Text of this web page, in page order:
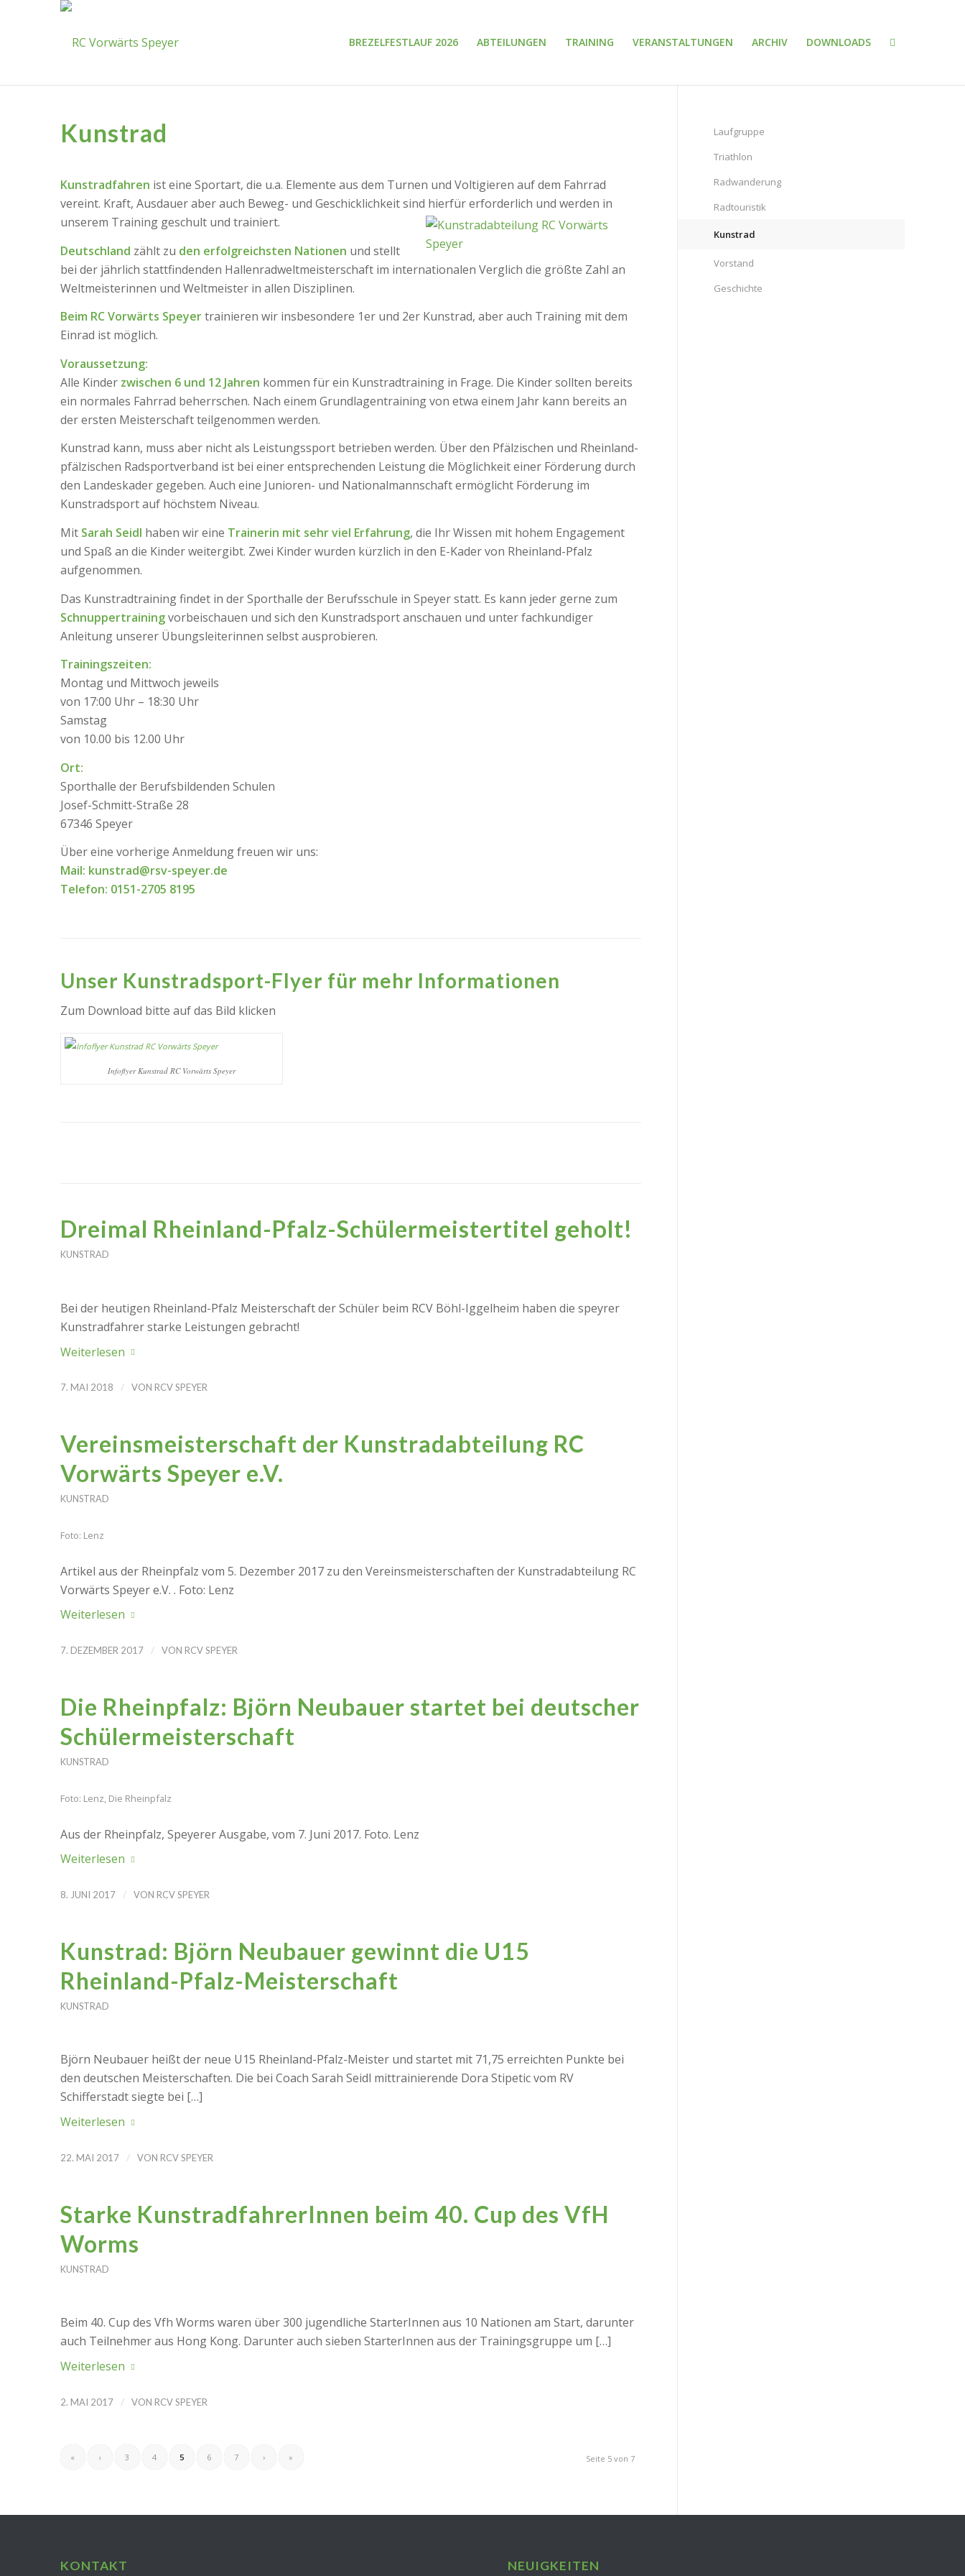
BREZELFESTLAUF 2026 ABTEILUNGEN TRAINING VERANSTALTUNGEN ARCHIV DOWNLOADS
Kunstrad
Kunstradfahren ist eine Sportart, die u.a. Elemente aus dem Turnen und Voltigieren auf dem Fahrrad
vereint. Kraft, Ausdauer aber auch Beweg- und Geschicklichkeit sind hierfür erforderlich und werden in
unserem Training geschult und trainiert.
Deutschland zählt zu den erfolgreichsten Nationen und stellt
bei der jährlich stattfindenden Hallenradweltmeisterschaft im internationalen Verglich die größte Zahl an
Weltmeisterinnen und Weltmeister in allen Disziplinen.
Beim RC Vorwärts Speyertrainieren wir insbesondere 1er und 2er Kunstrad, aber auch Training mit dem
Einrad ist möglich.
Voraussetzung:
Alle Kinderzwischen 6 und 12 Jahren kommen für ein Kunstradtraining in Frage. Die Kinder sollten bereits
ein normales Fahrrad beherrschen. Nach einem Grundlagentraining von etwa einem Jahr kann bereits an
der ersten Meisterschaft teilgenommen werden.
Kunstrad kann, muss aber nicht als Leistungssport betrieben werden. Über den Pfälzischen und Rheinland-
pfälzischen Radsportverband ist bei einer entsprechenden Leistung die Möglichkeit einer Förderung durch
den Landeskader gegeben. Auch eine Junioren- und Nationalmannschaft ermöglicht Förderung im
Kunstradsport auf höchstem Niveau.
Mit Sarah Seidl haben wir eine Trainerin mit sehr viel Erfahrung, die Ihr Wissen mit hohem Engagement
und Spaß an die Kinder weitergibt. Zwei Kinder wurden kürzlich in den E-Kader von Rheinland-Pfalz
aufgenommen.
Das Kunstradtraining findet in der Sporthalle der Berufsschule in Speyer statt. Es kann jeder gerne zum
Schnuppertrainingvorbeischauen und sich den Kunstradsport anschauen und unter fachkundiger
Anleitung unserer Übungsleiterinnen selbst ausprobieren.
Trainingszeiten:
Montag und Mittwoch jeweils
von 17:00 Uhr – 18:30 Uhr
Samstag
von 10.00 bis 12.00 Uhr
Ort:
Sporthalle der Berufsbildenden Schulen
Josef-Schmitt-Straße 28
67346 Speyer
Über eine vorherige Anmeldung freuen wir uns:
Mail: kunstrad@rsv-speyer.de
Telefon: 0151-2705 8195
Unser Kunstradsport-Flyer für mehr Informationen
Zum Download bitte auf das Bild klicken
Infoflyer Kunstrad RC Vorwärts Speyer
Dreimal Rheinland-Pfalz-Schülermeistertitel geholt!
KUNSTRAD
Bei der heutigen Rheinland-Pfalz Meisterschaft der Schüler beim RCV Böhl-Iggelheim haben die speyrer
Kunstradfahrer starke Leistungen gebracht!
Weiterlesen
7. MAI 2018 / VON RCV SPEYER
Vereinsmeisterschaft der Kunstradabteilung RC
Vorwärts Speyer e.V.
KUNSTRAD
Foto: Lenz
Artikel aus der Rheinpfalz vom 5. Dezember 2017 zu den Vereinsmeisterschaften der Kunstradabteilung RC
Vorwärts Speyer e.V. . Foto: Lenz
Weiterlesen
7. DEZEMBER 2017 / VON RCV SPEYER
Die Rheinpfalz: Björn Neubauer startet bei deutscher
Schülermeisterschaft
KUNSTRAD
Foto: Lenz, Die Rheinpfalz
Aus der Rheinpfalz, Speyerer Ausgabe, vom 7. Juni 2017. Foto. Lenz
Weiterlesen
8. JUNI 2017 / VON RCV SPEYER
Kunstrad: Björn Neubauer gewinnt die U15
Rheinland-Pfalz-Meisterschaft
KUNSTRAD
Björn Neubauer heißt der neue U15 Rheinland-Pfalz-Meister und startet mit 71,75 erreichten Punkte bei
den deutschen Meisterschaften. Die bei Coach Sarah Seidl mittrainierende Dora Stipetic vom RV
Schifferstadt siegte bei […]
Weiterlesen
22. MAI 2017 / VON RCV SPEYER
Starke KunstradfahrerInnen beim 40. Cup des VfH
Worms
KUNSTRAD
Beim 40. Cup des Vfh Worms waren über 300 jugendliche StarterInnen aus 10 Nationen am Start, darunter
auch Teilnehmer aus Hong Kong. Darunter auch sieben StarterInnen aus der Trainingsgruppe um […]
Weiterlesen
2. MAI 2017 / VON RCV SPEYER
Seite 5 von 7
« ‹ 3 4 5 6 7 › »
Laufgruppe
Triathlon
Radwanderung
Radtouristik
Kunstrad
Vorstand
Geschichte
KONTAKT NEUIGKEITEN